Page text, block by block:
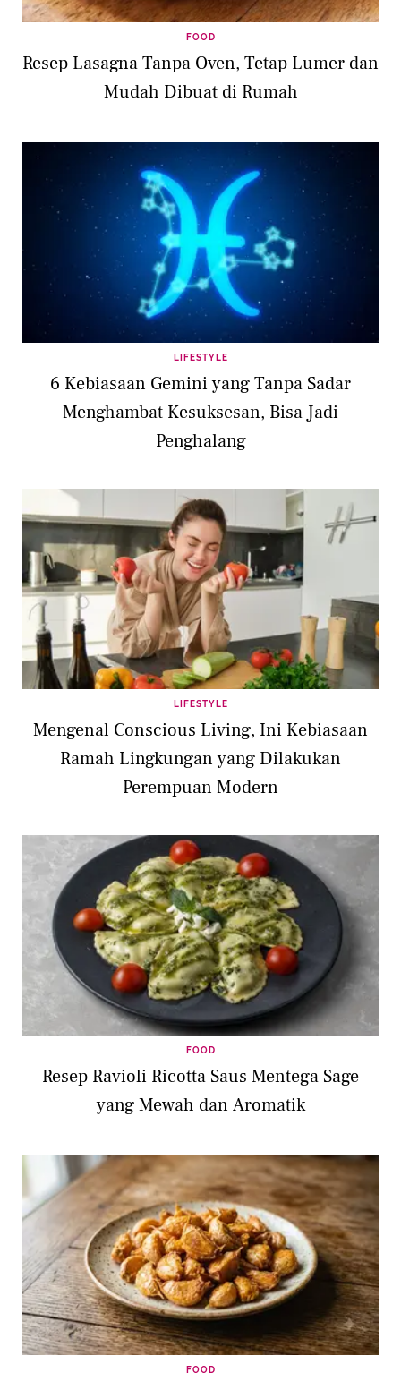
FOOD
Resep Lasagna Tanpa Oven, Tetap Lumer dan
Mudah Dibuat di Rumah
LIFESTYLE
6 Kebiasaan Gemini yang Tanpa Sadar
Menghambat Kesuksesan, Bisa Jadi
Penghalang
LIFESTYLE
Mengenal Conscious Living, Ini Kebiasaan
Ramah Lingkungan yang Dilakukan
Perempuan Modern
FOOD
Resep Ravioli Ricotta Saus Mentega Sage
yang Mewah dan Aromatik
FOOD